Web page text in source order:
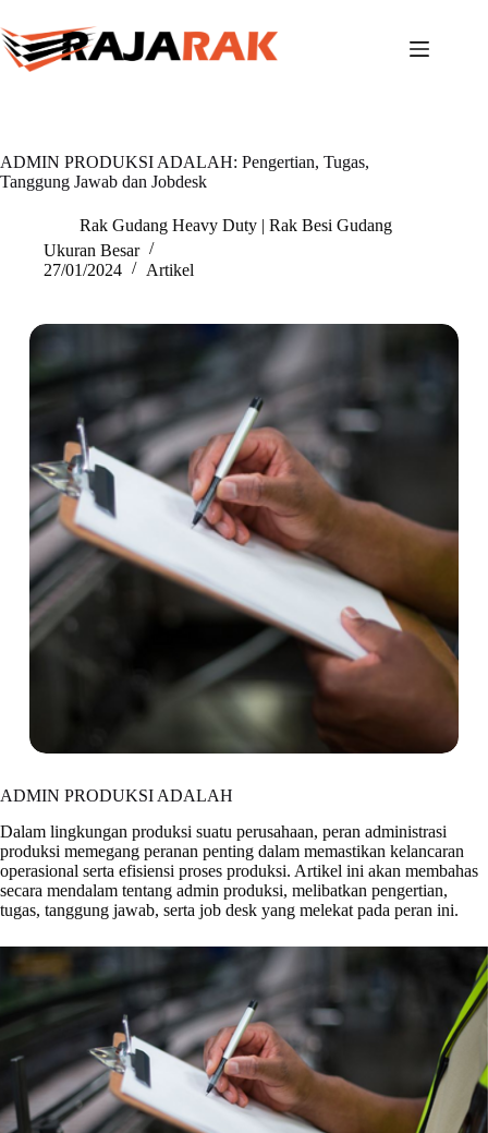
to
content
ADMIN PRODUKSI ADALAH: Pengertian, Tugas,
Tanggung Jawab dan Jobdesk
Rak Gudang Heavy Duty | Rak Besi Gudang
Ukuran Besar
27/01/2024
Artikel
ADMIN PRODUKSI ADALAH
Dalam lingkungan produksi suatu perusahaan, peran administrasi
produksi memegang peranan penting dalam memastikan kelancaran
operasional serta efisiensi proses produksi. Artikel ini akan membahas
secara mendalam tentang admin produksi, melibatkan pengertian,
tugas, tanggung jawab, serta job desk yang melekat pada peran ini.